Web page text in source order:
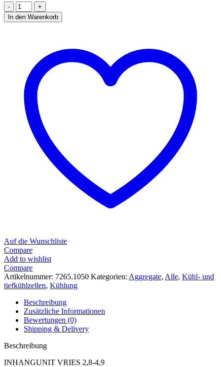
TIEFKÜHLAGGREGATE
HUCKEPACK
2,8-
In den Warenkorb
Auf die Wunschliste
Compare
Add to wishlist
Compare
Artikelnummer: 7265.1050 Kategorien: Aggregate, Alle, Kühl- und
tiefkühlzellen, Kühlung
Beschreibung
Zusätzliche Informationen
Bewertungen (0)
Shipping & Delivery
Beschreibung
INHANGUNIT VRIES 2,8-4,9